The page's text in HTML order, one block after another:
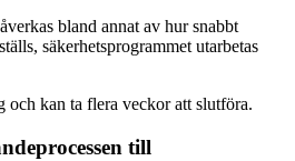
bland annat av hur snabbt
säkerhetsprogrammet utarbetas
och kan ta flera veckor att slutföra.
till